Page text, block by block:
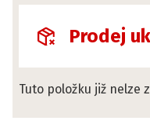
Prodej
Tuto položku již nelze